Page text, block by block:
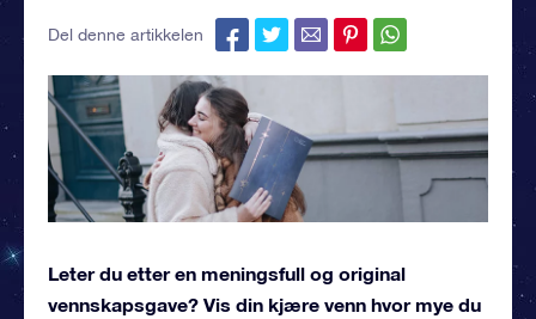
Del denne artikkelen
Leter du etter en meningsfull og original
vennskapsgave? Vis din kjære venn hvor mye du